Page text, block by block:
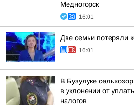
Медногорск
16:01
Две семьи потеряли
16:01
В Бузулуке
в уклонении от
налогов